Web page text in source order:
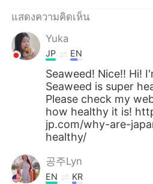
แสดงความคิดเห็น
Yuka
JP EN
Seaweed! Nice!! Hi!
Seaweed is super
Please check my
how healthy it is!
jp.com/why-are-
healthy/
공주Lyn
EN KR